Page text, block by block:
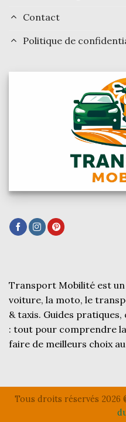
Contact
Politique de
Transport Mobilité est un
voiture, la moto, le
& taxis. Guides
: tout pour comprendre
faire de meilleurs choix
Tous droits réservés 2026